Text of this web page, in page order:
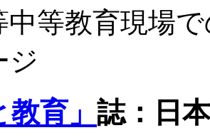
中等教育現場
ジ
教育」 誌：日